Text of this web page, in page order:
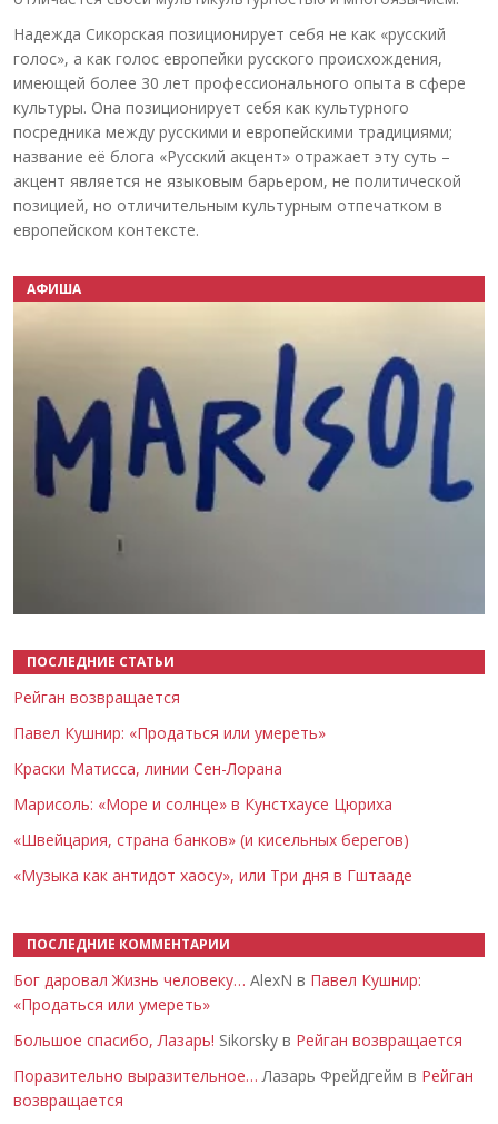
Надежда Сикорская позиционирует себя не как «русский
голос», а как голос европейки русского происхождения,
имеющей более 30 лет профессионального опыта в сфере
культуры. Она позиционирует себя как культурного
посредника между русскими и европейскими традициями;
название её блога «Русский акцент» отражает эту суть –
акцент является не языковым барьером, не политической
позицией, но отличительным культурным отпечатком в
европейском контексте.
АФИША
ПОСЛЕДНИЕ СТАТЬИ
Рейган возвращается
Павел Кушнир: «Продаться или умереть»
Краски Матисса, линии Сен-Лорана
Марисоль: «Море и солнце» в Кунстхаусе Цюриха
«Швейцария, страна банков» (и кисельных берегов)
«Музыка как антидот хаосу», или Три дня в Гштааде
ПОСЛЕДНИЕ КОММЕНТАРИИ
Бог даровал Жизнь человеку… AlexN в Павел Кушнир:
«Продаться или умереть»
Большое спасибо, Лазарь! Sikorsky в Рейган возвращается
Поразительно выразительное… Лазарь Фрейдгейм в Рейган
возвращается